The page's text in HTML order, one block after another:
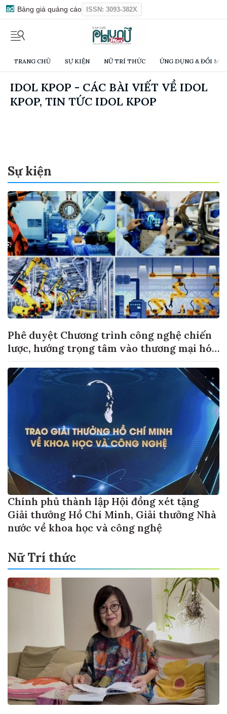
Bảng giá quảng cáo ISSN: 3093-382X
TRANG CHỦ SỰ KIỆN NỮ TRÍ THỨC ỨNG DỤNG & ĐỔI
IDOL KPOP - CÁC BÀI VIẾT VỀ IDOL
KPOP, TIN TỨC IDOL KPOP
Sự kiện
Phê duyệt Chương trình công nghệ chiến
lược, hướng trọng tâm vào thương mại hóa
Chính phủ thành lập Hội đồng xét tặng
Giải thưởng Hồ Chí Minh, Giải thưởng Nhà
nước về khoa học và công nghệ
Nữ Trí thức